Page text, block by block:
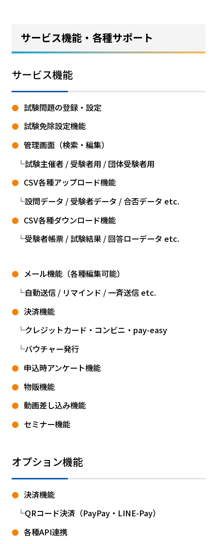
サービス機能・各種サポート
サービス機能
試験問題の登録・設定
試験免除設定機能
管理画面（検索・編集）
試験主催者 / 受験者用 / 団体受験者用
CSV各種アップロード機能
設問データ / 受験者データ / 合否データ etc.
CSV各種ダウンロード機能
受験者帳票 / 試験結果 / 回答ローデータ etc.
メール機能（各種編集可能）
自動送信 / リマインド / 一斉送信 etc.
決済機能
クレジットカード・コンビニ・pay-easy
バウチャー発行
申込時アンケート機能
物販機能
動画差し込み機能
セミナー機能
オプション機能
決済機能
QRコード決済（PayPay・LINE-Pay）
各種API連携